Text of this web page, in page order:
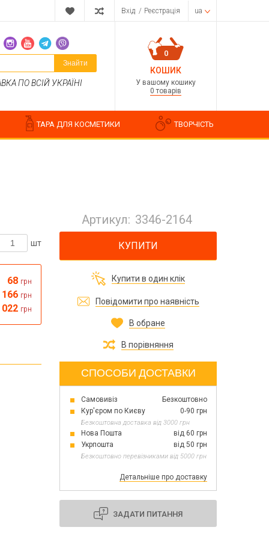
Вхід / Реєстрація ua
Знайти
ПО ВСІЙ УКРАЇНІ
0
КОШИК
У вашому кошику
0 товарів
Косметичні ароматизатори
Ароматизатори харчові
Все для виготовлення парфумів
Все для аромасаше та аромадифузорів
Тара косметична опт
Масло для мила оптом
Основи для скрабу
Трави для мила
Глина косметична
Новий рік, Різдво
1 жовтня День захисників та захисниць
України
ТАРА ДЛЯ КОСМЕТИКИ ТВОРЧІСТЬ
шт
68 грн
166 грн
022 грн
Артикул: 3346-2164
КУПИТИ
Купити в один клік
Повідомити про наявність
В обране
В порівняння
СПОСОБИ ДОСТАВКИ
Самовивіз
Безкоштовно
Кур'єром по Києву
0-90 грн
Безкоштовна доставка від 3000 грн
Нова Пошта
від 60 грн
Укрпошта
від 50 грн
Безкоштовно перевізниками від 5000 грн
Детальніше про доставку
ЗАДАТИ ПИТАННЯ